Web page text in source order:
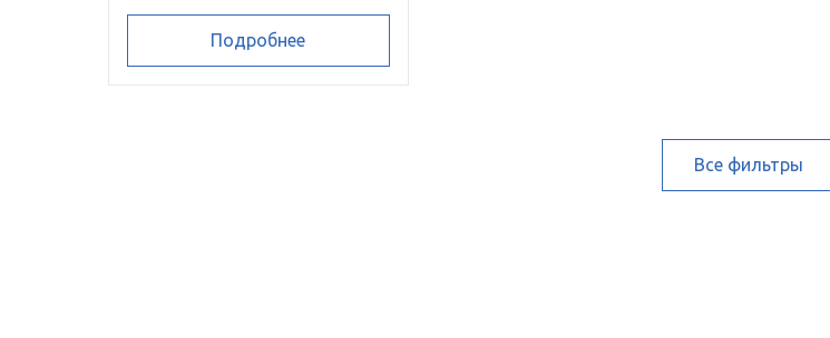
Подробнее
Все фильтры